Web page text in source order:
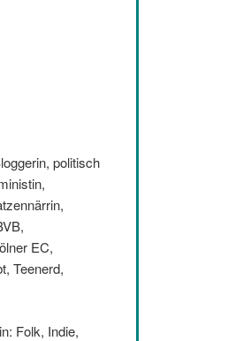
politisch
EC,
Teenerd,
Folk, Indie,